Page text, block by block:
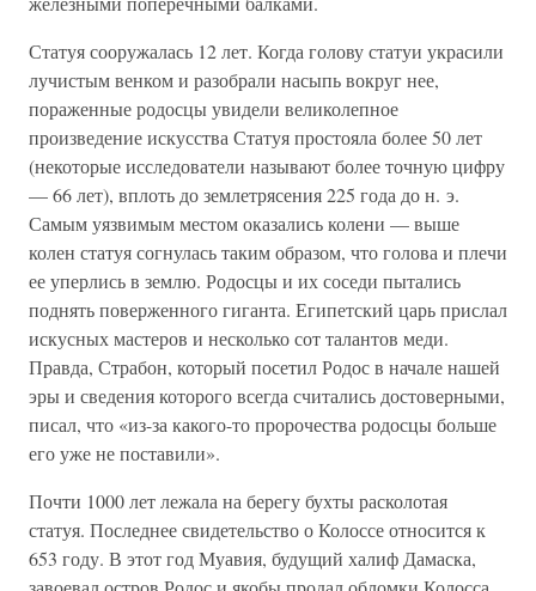
Статуя сооружалась 12 лет. Когда голову статуи украсили
лучистым венком и разобрали насыпь вокруг нее,
пораженные родосцы увидели великолепное
произведение искусства Статуя простояла более 50 лет
(некоторые исследователи называют более точную цифру
— 66 лет), вплоть до землетрясения 225 года до н. э.
Самым уязвимым местом оказались колени — выше
колен статуя согнулась таким образом, что голова и плечи
ее уперлись в землю. Родосцы и их соседи пытались
поднять поверженного гиганта. Египетский царь прислал
искусных мастеров и несколько сот талантов меди.
Правда, Страбон, который посетил Родос в начале нашей
эры и сведения которого всегда считались достоверными,
писал, что «из-за какого-то пророчества родосцы больше
его уже не поставили».
Почти 1000 лет лежала на берегу бухты расколотая
статуя. Последнее свидетельство о Колоссе относится к
653 году. В этот год Муавия, будущий халиф Дамаска,